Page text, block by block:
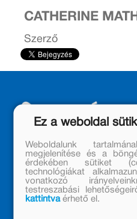
CATHERINE
Szerző
MÓRA KÖNYVKIADÓ
CSALÁDTAG
Ez a weboldal
Weboldalunk
megjelenítése és a
érdekében sütiket
technológiákat
vonatkozó
testreszabási
kattintvaérhető el.